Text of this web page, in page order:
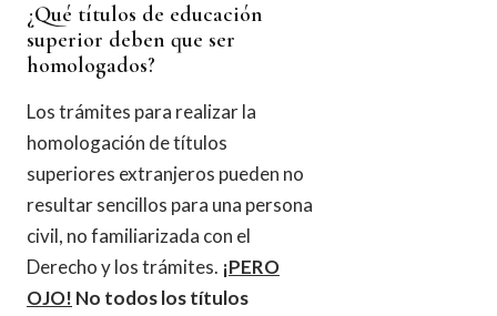
¿Qué títulos de educación
superior deben que ser
homologados?
Los trámites para realizar la
homologación de títulos
superiores extranjeros pueden no
resultar sencillos para una persona
civil, no familiarizada con el
Derecho y los trámites. ¡PERO
OJO! No todos los títulos